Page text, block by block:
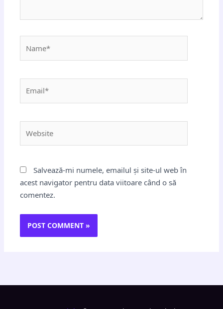
Salvează-mi numele, emailul și site-ul web în
acest navigator pentru data viitoare când o să
comentez.